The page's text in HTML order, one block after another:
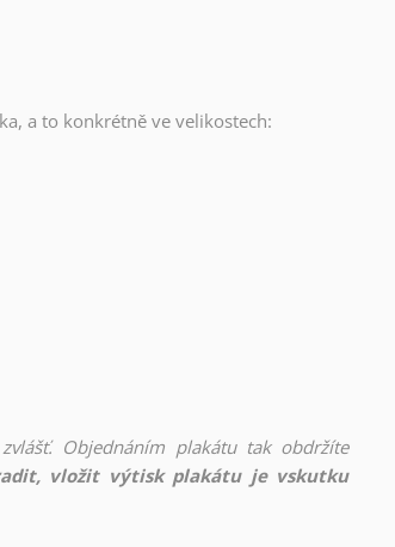
a to konkrétně ve velikostech:
Objednáním plakátu tak obdržíte
vložit výtisk plakátu je vskutku